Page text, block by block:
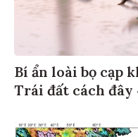
Bí ẩn loài bọ cạp
Trái đất cách đây